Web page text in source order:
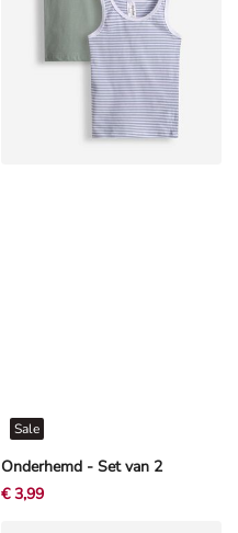
Onderhemd - Set van 2
Sale
€ 3,99